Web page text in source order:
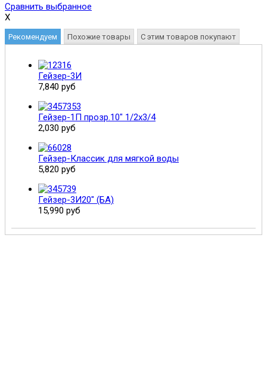
Сравнить выбранное
X
Рекомендуем
Гейзер-3И
7,840 руб
Гейзер-1П прозр.10" 1/2х3/4
2,030 руб
Гейзер-Классик для мягкой воды
5,820 руб
Гейзер-3И20" (БА)
15,990 руб
Похожие товары С этим товаров покупают